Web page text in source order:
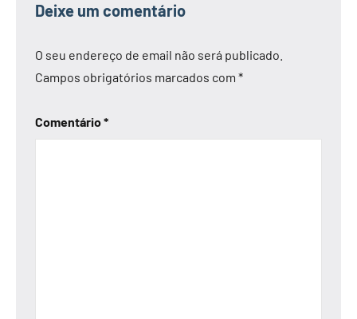
Deixe um comentário
O seu endereço de email não será publicado.
Campos obrigatórios marcados com *
Comentário*